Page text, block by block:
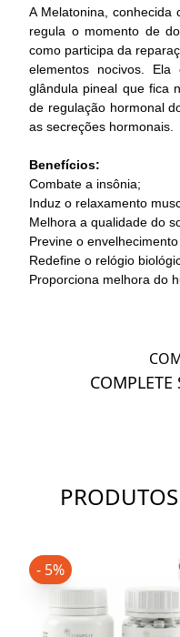
A Melatonina, conhecida
regula o momento de
como participa da
elementos nocivos.
glândula pineal que fica
de regulação hormonal
as secreções hormonais.
Benefícios:
Combate a insônia;
Induz o relaxamento
Melhora a qualidade do
Previne o
Redefine o relógio
Proporciona melhora do
COMPLETE
- 5%